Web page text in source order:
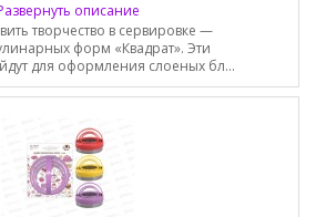
описание
творчество в сервировке —
форм «Квадрат». Эти
для оформления слоеных бл...